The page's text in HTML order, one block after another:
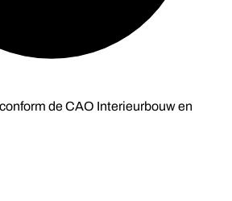
de CAO Interieurbouw en